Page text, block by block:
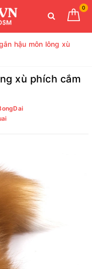
0
hậu môn lông xù
xù phích cắm